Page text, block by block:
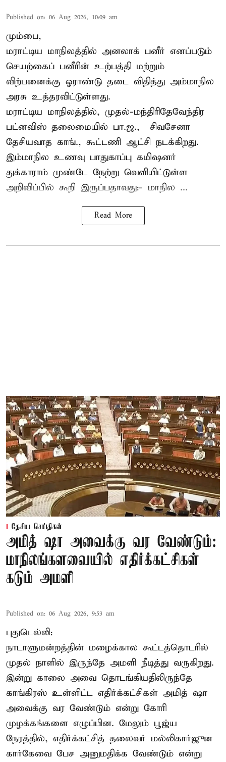
Published on: 06 Aug 2026, 10:09 am
மும்பை,
மராட்டிய மாநிலத்தில் அனலாக் பனீர் எனப்படும்
செயற்கைப் பனீரின் உற்பத்தி மற்றும்
விற்பனைக்கு ஓராண்டு தடை விதித்து அம்மாநில
அரசு உத்தரவிட்டுள்ளது.
மராட்டிய மாநிலத்தில், முதல்-மந்திரிதேவேந்திர
பட்னவிஸ் தலைமையில் பா.ஜ., – சிவசேனா –
தேசியவாத காங்., கூட்டணி ஆட்சி நடக்கிறது.
இம்மாநில உணவு பாதுகாப்பு கமிஷனர்
துக்காராம் முண்டே நேற்று வெளியிட்டுள்ள
அறிவிப்பில் கூறி இருப்பதாவது:- மாநில ...
Read More
தேசிய செய்திகள்
அமித் ஷா அவைக்கு வர வேண்டும்:
மாநிலங்களவையில் எதிர்க்கட்சிகள்
கடும் அமளி
Published on: 06 Aug 2026, 9:53 am
புதுடெல்லி:
நாடாளுமன்றத்தின் மழைக்கால கூட்டத்தொடரில்
முதல் நாளில் இருந்தே அமளி நீடித்து வருகிறது.
இன்று காலை அவை தொடங்கியதிலிருந்தே
காங்கிரஸ் உள்ளிட்ட எதிர்க்கட்சிகள் அமித் ஷா
அவைக்கு வர வேண்டும் என்று கோரி
முழக்கங்களை எழுப்பின. மேலும் பூஜ்ய
நேரத்தில், எதிர்க்கட்சித் தலைவர் மல்லிகார்ஜுன
கார்கேவை பேச அனுமதிக்க வேண்டும் என்று